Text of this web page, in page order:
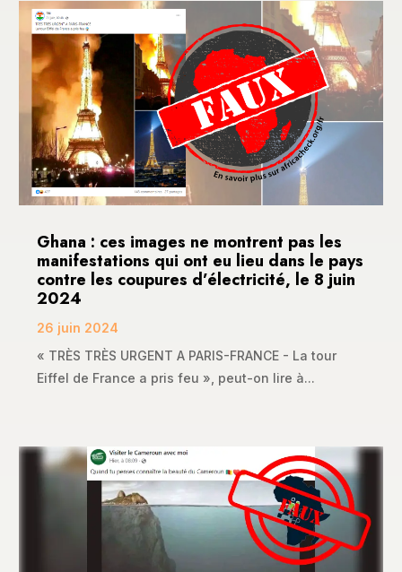
Ghana : ces images ne montrent pas les
manifestations qui ont eu lieu dans le pays
contre les coupures d’électricité, le 8 juin
2024
26 juin 2024
« TRÈS TRÈS URGENT A PARIS-FRANCE - La tour
Eiffel de France a pris feu », peut-on lire à...